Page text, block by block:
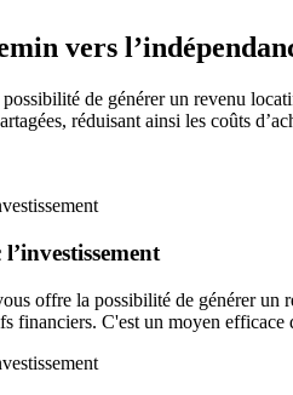
vers
de générer un revenu
réduisant ainsi les coûts
offre la possibilité de générer un
financiers. C'est un moyen